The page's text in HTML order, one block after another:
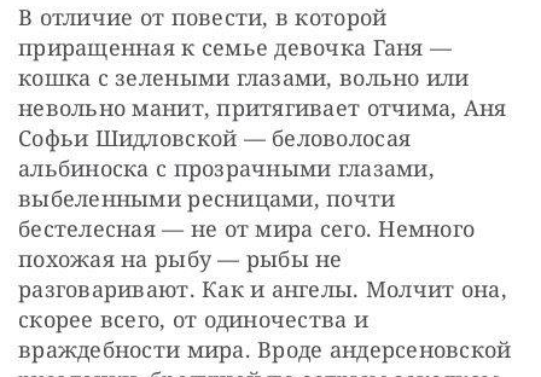
В отличие от повести, в которой
приращенная к семье девочка Ганя —
кошка с зелеными глазами, вольно или
невольно манит, притягивает отчима, Аня
Софьи Шидловской — беловолосая
альбиноска с прозрачными глазами,
выбеленными ресницами, почти
бестелесная — не от мира сего. Немного
похожая на рыбу — рыбы не
разговаривают. Как и ангелы. Молчит она,
скорее всего, от одиночества и
враждебности мира. Вроде андерсеновской